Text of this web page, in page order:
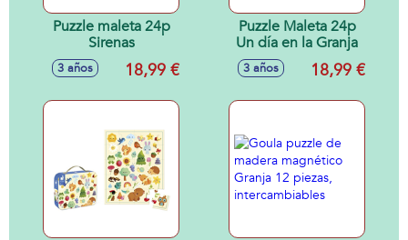
Puzzle maleta 24p
Sirenas
3 años 18,99 €
Puzzle Maleta 24p
Un día en la Granja
3 años 18,99 €